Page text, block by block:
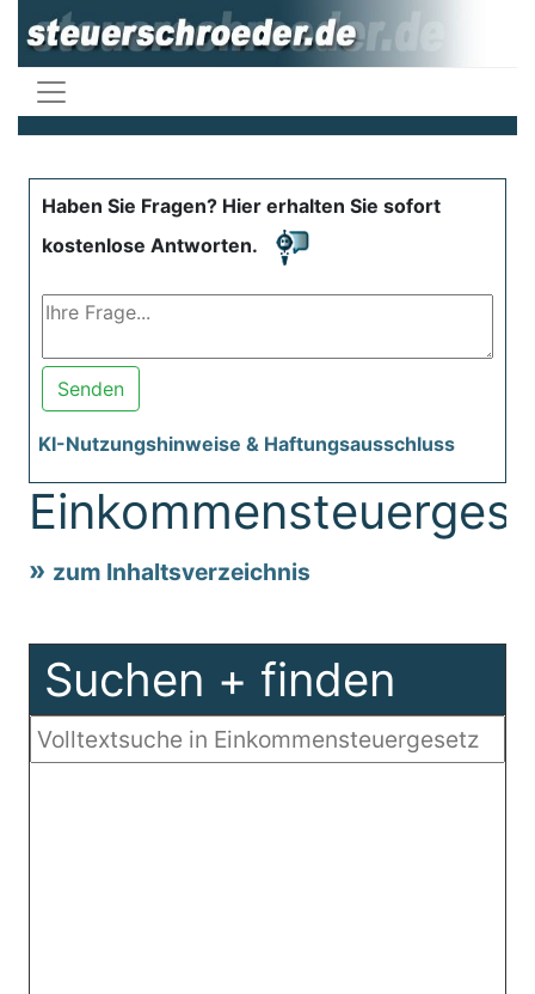
Haben Sie Fragen? Hier erhalten Sie sofort
kostenlose Antworten.
Senden
KI-Nutzungshinweise & Haftungsausschluss
zum Inhaltsverzeichnis
Suchen + finden